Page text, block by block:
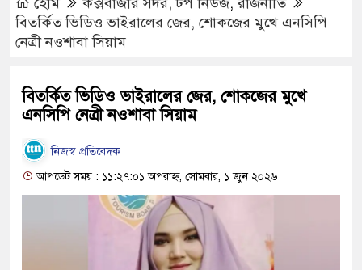
বিতর্কিত ভিডিও ভাইরালের জের, শোকজের মুখে এনসিপি
নেত্রী নওশাবা সিয়াম
বিতর্কিত ভিডিও ভাইরালের জের, শোকজের মুখে
এনসিপি নেত্রী নওশাবা সিয়াম
নিজস্ব প্রতিবেদক
আপডেট সময় : ১১:২৭:০১ অপরাহ্ন, সোমবার, ১ জুন ২০২৬